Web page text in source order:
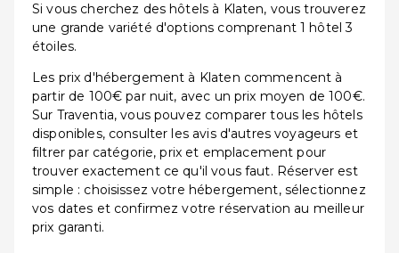
Si vous cherchez des hôtels à Klaten, vous trouverez
une grande variété d'options comprenant 1 hôtel 3
étoiles.
Les prix d'hébergement à Klaten commencent à
partir de 100€ par nuit, avec un prix moyen de 100€.
Sur Traventia, vous pouvez comparer tous les hôtels
disponibles, consulter les avis d'autres voyageurs et
filtrer par catégorie, prix et emplacement pour
trouver exactement ce qu'il vous faut. Réserver est
simple : choisissez votre hébergement, sélectionnez
vos dates et confirmez votre réservation au meilleur
prix garanti.